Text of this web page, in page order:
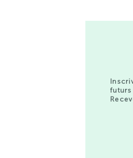
futurs